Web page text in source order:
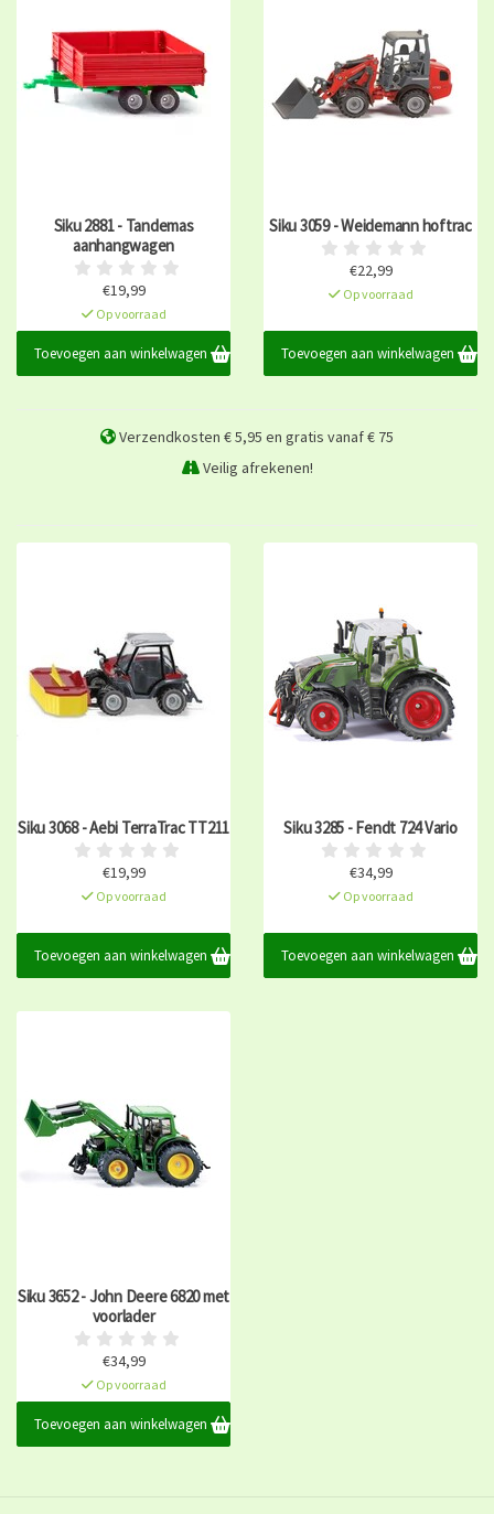
Siku 2881 - Tandemas
aanhangwagen
€19,99
Op voorraad
Toevoegen aan winkelwagen
Siku 3059 - Weidemann hoftrac
€22,99
Op voorraad
Toevoegen aan winkelwagen
Verzendkosten € 5,95 en gratis vanaf € 75
Veilig afrekenen!
Siku 3068 - Aebi TerraTrac TT211
€19,99
Op voorraad
Toevoegen aan winkelwagen
Siku 3285 - Fendt 724 Vario
€34,99
Op voorraad
Toevoegen aan winkelwagen
Siku 3652 - John Deere 6820 met
voorlader
€34,99
Op voorraad
Toevoegen aan winkelwagen